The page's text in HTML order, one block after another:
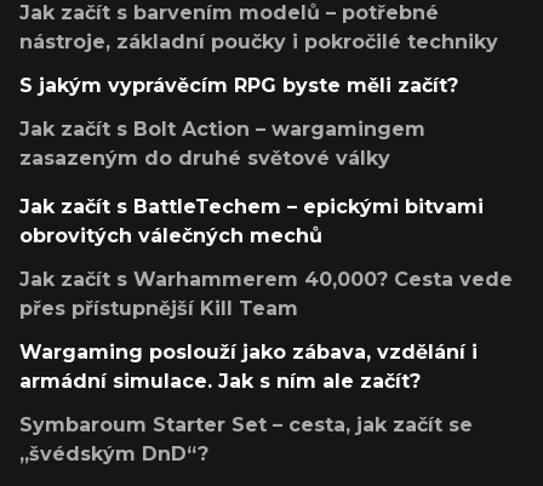
Jak začít s barvením modelů – potřebné
nástroje, základní poučky i pokročilé techniky
S jakým vyprávěcím RPG byste měli začít?
Jak začít s Bolt Action – wargamingem
zasazeným do druhé světové války
Jak začít s BattleTechem – epickými bitvami
obrovitých válečných mechů
Jak začít s Warhammerem 40,000? Cesta vede
přes přístupnější Kill Team
Wargaming poslouží jako zábava, vzdělání i
armádní simulace. Jak s ním ale začít?
Symbaroum Starter Set – cesta, jak začít se
„švédským DnD“?